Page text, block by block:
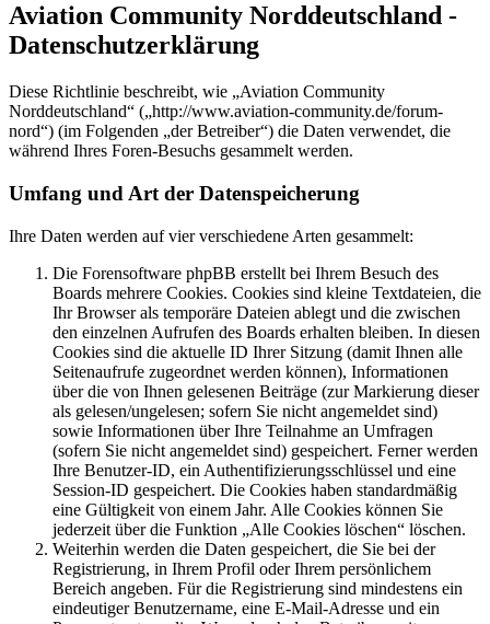
Aviation Community Norddeutschland -
Datenschutzerklärung
Diese Richtlinie beschreibt, wie „Aviation Community
Norddeutschland“ („http://www.aviation-community.de/forum-
nord“) (im Folgenden „der Betreiber“) die Daten verwendet, die
während Ihres Foren-Besuchs gesammelt werden.
Umfang und Art der Datenspeicherung
Ihre Daten werden auf vier verschiedene Arten gesammelt:
Die Forensoftware phpBB erstellt bei Ihrem Besuch des
Boards mehrere Cookies. Cookies sind kleine Textdateien, die
Ihr Browser als temporäre Dateien ablegt und die zwischen
den einzelnen Aufrufen des Boards erhalten bleiben. In diesen
Cookies sind die aktuelle ID Ihrer Sitzung (damit Ihnen alle
Seitenaufrufe zugeordnet werden können), Informationen
über die von Ihnen gelesenen Beiträge (zur Markierung dieser
als gelesen/ungelesen; sofern Sie nicht angemeldet sind)
sowie Informationen über Ihre Teilnahme an Umfragen
(sofern Sie nicht angemeldet sind) gespeichert. Ferner werden
Ihre Benutzer-ID, ein Authentifizierungsschlüssel und eine
Session-ID gespeichert. Die Cookies haben standardmäßig
eine Gültigkeit von einem Jahr. Alle Cookies können Sie
jederzeit über die Funktion „Alle Cookies löschen“ löschen.
Weiterhin werden die Daten gespeichert, die Sie bei der
Registrierung, in Ihrem Profil oder Ihrem persönlichem
Bereich angeben. Für die Registrierung sind mindestens ein
eindeutiger Benutzername, eine E-Mail-Adresse und ein